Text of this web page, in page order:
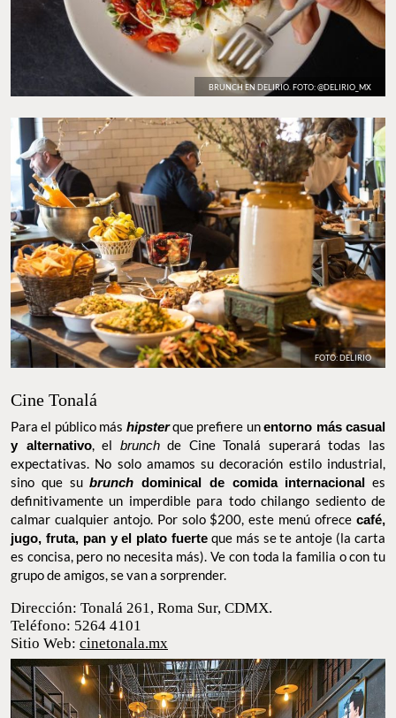
Cine Tonalá
Para el público máshipster que prefiere unentorno más casual y
alternativo, elbrunchde Cine Tonalá superará todas las
expectativas. No solo amamos su decoración estilo industrial,
sino que subrunchdominical de comida internacionales
definitivamente un imperdible para todo chilango sediento de
calmar cualquier antojo. Por solo $200, este menú ofrececafé,
jugo, fruta, pan y el plato fuerteque más se te antoje (la carta es
concisa, pero no necesita más). Ve con toda la familia o con tu
Dirección: Tonalá 261, Roma Sur, CDMX.
Teléfono: 5264 4101
Sitio Web:cinetonala.mx